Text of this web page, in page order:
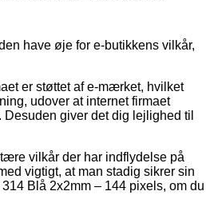
have øje for e-butikkens vilkår,
er støttet af e-mærket, hvilket
udover at internet firmaet
giver det dig lejlighed til
vilkår der har indflydelse på
vigtigt, at man stadig sikrer sin
Blå 2x2mm – 144 pixels, om du